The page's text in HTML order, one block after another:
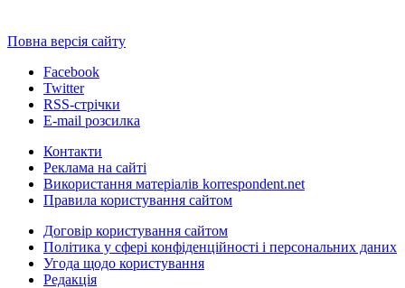
Повна версія сайту
Facebook
Twitter
RSS-стрічки
E-mail розсилка
Контакти
Реклама на сайті
Використання матеріалів korrespondent.net
Правила користування сайтом
Договір користування сайтом
Політика у сфері конфіденційності і персональних даних
Угода щодо користування
Редакція